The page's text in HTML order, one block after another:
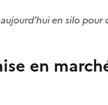
en silo
en